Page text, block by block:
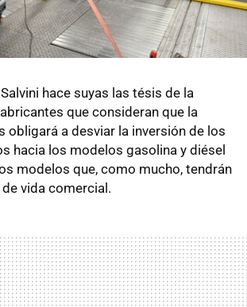
hace suyas las tésis de la
que consideran que la
obligará a desviar la inversión de los
hacia los modelos gasolina y diésel
modelos que, como mucho, tendrán
vida comercial.